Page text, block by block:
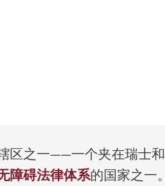
区之一——一个夹在瑞士
障碍法律体系的国家之一